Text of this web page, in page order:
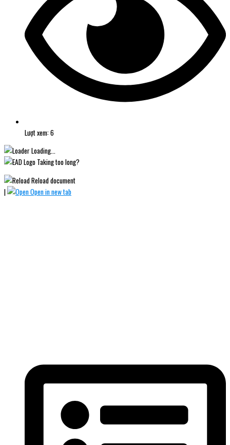
Lượt xem: 6
Loading...
Taking too long?
Reload document
|
Open in new tab